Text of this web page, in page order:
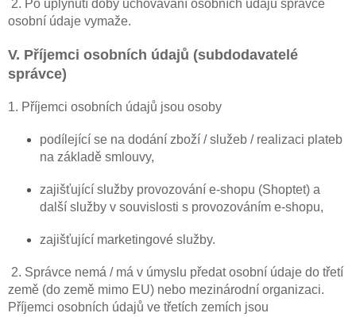
2. Po uplynutí doby uchovávání osobních údajů správce
osobní údaje vymaže.
V. Příjemci osobních údajů (subdodavatelé
správce)
1. Příjemci osobních údajů jsou osoby
podílející se na dodání zboží / služeb / realizaci plateb
na základě smlouvy,
zajišťující služby provozování e-shopu (Shoptet) a
další služby v souvislosti s provozováním e-shopu,
zajišťující marketingové služby.
2. Správce nemá / má v úmyslu předat osobní údaje do třetí
země (do země mimo EU) nebo mezinárodní organizaci.
Příjemci osobních údajů ve třetích zemích jsou